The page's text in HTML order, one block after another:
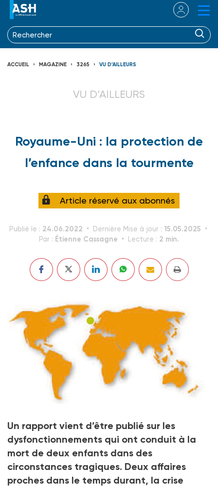
ACCUEIL MAGAZINE 3265 VU D’AILLEURS
VU D’AILLEURS
Royaume-Uni : la protection de
l’enfance dans la tourmente
Article réservé aux abonnés
Publié le : 24.06.2022 Dernière Mise à jour : 15.05.2025
Par : Étienne Cassagne Lecture : 2 min.
tourmente
Un rapport vient d’être publié sur les
dysfonctionnements qui ont conduit à la
mort de deux enfants dans des
circonstances tragiques. Deux affaires
proches dans le temps durant, la crise